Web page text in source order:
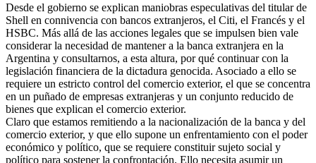
Desde el gobierno se explican maniobras especulativas del titular de
Shell en connivencia con bancos extranjeros, el Citi, el Francés y el
HSBC. Más allá de las acciones legales que se impulsen bien vale
considerar la necesidad de mantener a la banca extranjera en la
Argentina y consultarnos, a esta altura, por qué continuar con la
legislación financiera de la dictadura genocida. Asociado a ello se
requiere un estricto control del comercio exterior, el que se concentra
en un puñado de empresas extranjeras y un conjunto reducido de
bienes que explican el comercio exterior.
Claro que estamos remitiendo a la nacionalización de la banca y del
comercio exterior, y que ello supone un enfrentamiento con el poder
económico y político, que se requiere constituir sujeto social y
político para sostener la confrontación. Ello necesita asumir un